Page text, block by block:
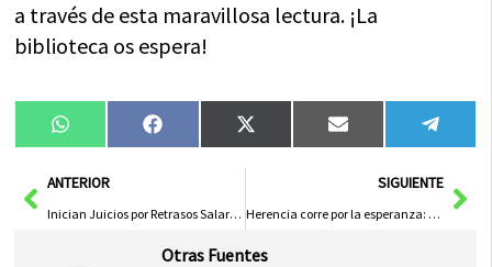
a través de esta maravillosa lectura. ¡La
biblioteca os espera!
Compartir
en
WhatsAppCompartir
en
FacebookCompartir
en
X
(Twitter)
Compartir
en
Email
en
AntANTERIOR
Inician Juicios por Retrasos Salariales en Pinasa
SIGUIENTE
Herencia corre por la esperanza: la cuarta Run Like Hero reúne a cientos de personas en apoyo al Síndrome de Phelan-McDermid
Otras Fuentes